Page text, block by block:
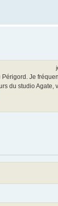
Je
du studio Agate,